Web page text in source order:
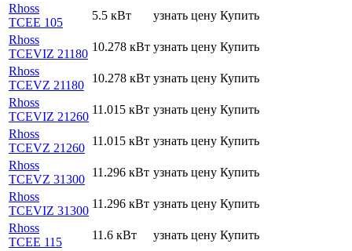
Rhoss
TCEE 105
5.5 кВт узнать цену Купить
Rhoss
TCEVIZ 21180
10.278 кВт узнать цену Купить
Rhoss
TCEVZ 21180
10.278 кВт узнать цену Купить
Rhoss
TCEVIZ 21260
11.015 кВт узнать цену Купить
Rhoss
TCEVZ 21260
11.015 кВт узнать цену Купить
Rhoss
TCEVZ 31300
11.296 кВт узнать цену Купить
Rhoss
TCEVIZ 31300
11.296 кВт узнать цену Купить
Rhoss
TCEE 115
11.6 кВт узнать цену Купить